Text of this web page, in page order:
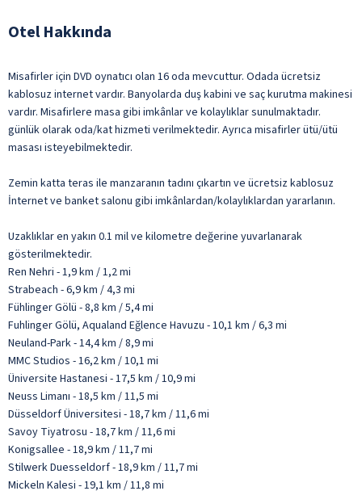
Otel Hakkında
Misafirler için DVD oynatıcı olan 16 oda mevcuttur. Odada ücretsiz
kablosuz internet vardır. Banyolarda duş kabini ve saç kurutma makinesi
vardır. Misafirlere masa gibi imkânlar ve kolaylıklar sunulmaktadır.
günlük olarak oda/kat hizmeti verilmektedir. Ayrıca misafirler ütü/ütü
masası isteyebilmektedir.
Zemin katta teras ile manzaranın tadını çıkartın ve ücretsiz kablosuz
İnternet ve banket salonu gibi imkânlardan/kolaylıklardan yararlanın.
Uzaklıklar en yakın 0.1 mil ve kilometre değerine yuvarlanarak
gösterilmektedir.
Ren Nehri - 1,9 km / 1,2 mi
Strabeach - 6,9 km / 4,3 mi
Fühlinger Gölü - 8,8 km / 5,4 mi
Fuhlinger Gölü, Aqualand Eğlence Havuzu - 10,1 km / 6,3 mi
Neuland-Park - 14,4 km / 8,9 mi
MMC Studios - 16,2 km / 10,1 mi
Üniversite Hastanesi - 17,5 km / 10,9 mi
Neuss Limanı - 18,5 km / 11,5 mi
Düsseldorf Üniversitesi - 18,7 km / 11,6 mi
Savoy Tiyatrosu - 18,7 km / 11,6 mi
Konigsallee - 18,9 km / 11,7 mi
Stilwerk Duesseldorf - 18,9 km / 11,7 mi
Mickeln Kalesi - 19,1 km / 11,8 mi